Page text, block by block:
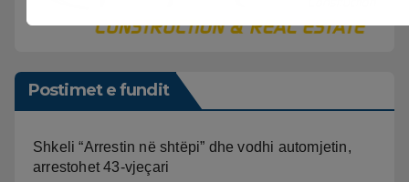
Postimet e fundit
Shkeli “Arrestin në shtëpi” dhe vodhi automjetin,
arrestohet 43-vjeçari